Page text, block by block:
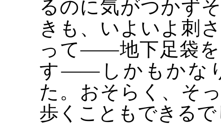
るのに気がつかず
きも、いよいよ刺
って――地下足袋を
す――しかもかな
た。おそらく、そ
歩くこともできる